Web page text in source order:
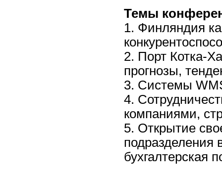
Темы
1. Финляндия
2. Порт Котка-
прогнозы,
3. Системы
4.
компаниями,
5. Открытие
подразделения